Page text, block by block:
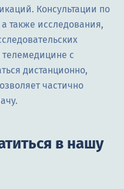
Консультации по
также исследования,
телемедицине с
дистанционно,
частично
в нашу